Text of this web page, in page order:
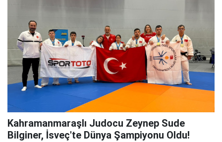
Kahramanmaraşlı Judocu Zeynep Sude
Bilginer, İsveç'te Dünya Şampiyonu Oldu!